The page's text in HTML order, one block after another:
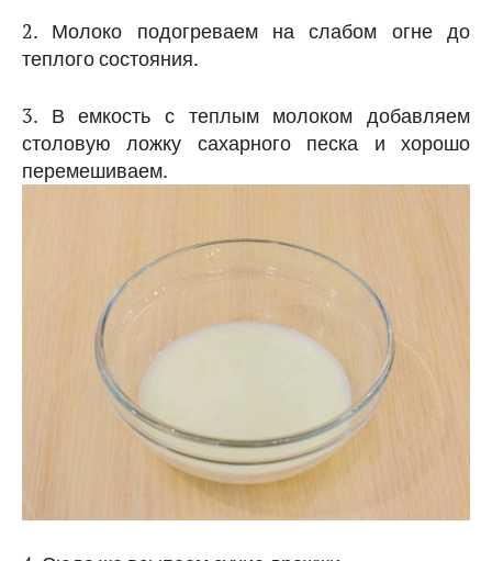
2. Молоко подогреваем на слабом огне до
теплого состояния.
3. В емкость с теплым молоком добавляем
столовую ложку сахарного песка и хорошо
перемешиваем.